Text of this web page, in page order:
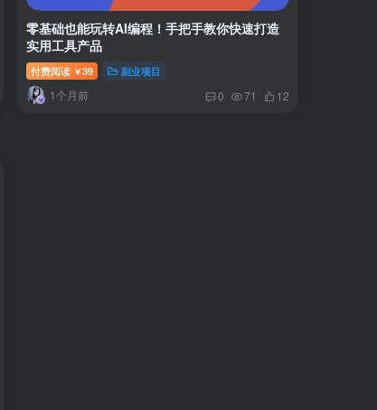
两款APP，简单的粘贴复制，两分钟八元钱，无限做，执行就有收入
零基础也能玩转AI编程！手把手教你快速打造
实用工具产品
付费阅读 ￥39 副业项目
1个月前 0 71 12